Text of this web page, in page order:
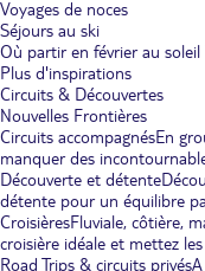
Voyages de noces
Séjours au ski
Où partir en février au soleil
Plus d'inspirations
Circuits & Découvertes
Nouvelles Frontières
Circuits accompagnésEn
manquer des
Découverte et détente
détente pour un équilibre
CroisièresFluviale, côtière,
croisière idéale et mettez
Road Trips & circuits privés